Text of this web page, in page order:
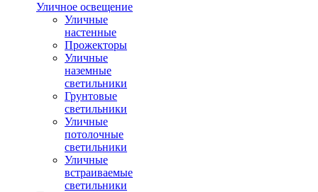
Уличное освещение
Уличные
настенные
Прожекторы
Уличные
наземные
светильники
Грунтовые
светильники
Уличные
потолочные
светильники
Уличные
встраиваемые
светильники